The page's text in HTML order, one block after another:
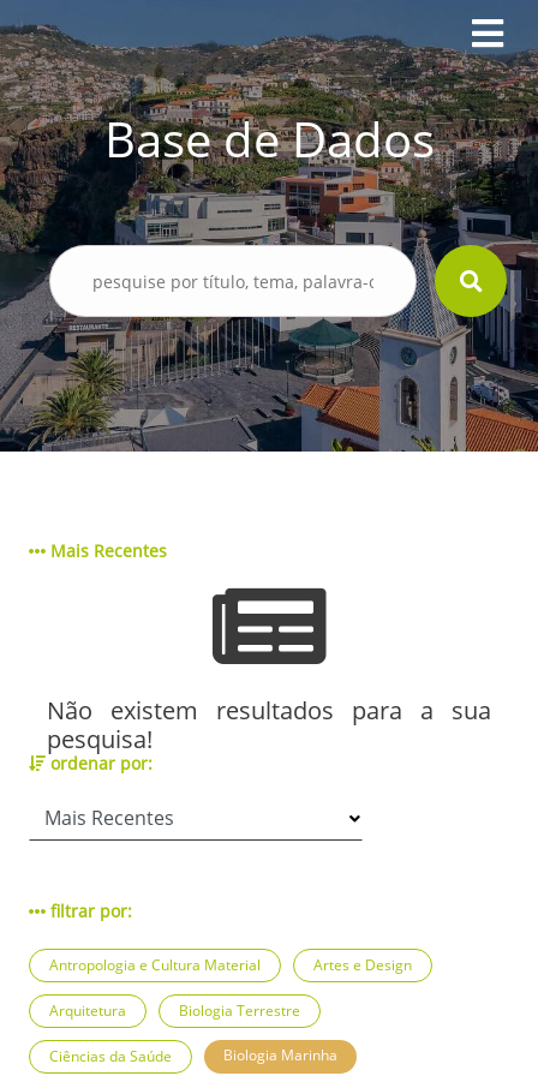
Base de Dados
Mais Recentes
Não existem resultados para a sua
pesquisa!
ordenar por:
filtrar por:
Antropologia e Cultura Material Artes e Design
Arquitetura Biologia Terrestre
Ciências da Saúde Biologia Marinha